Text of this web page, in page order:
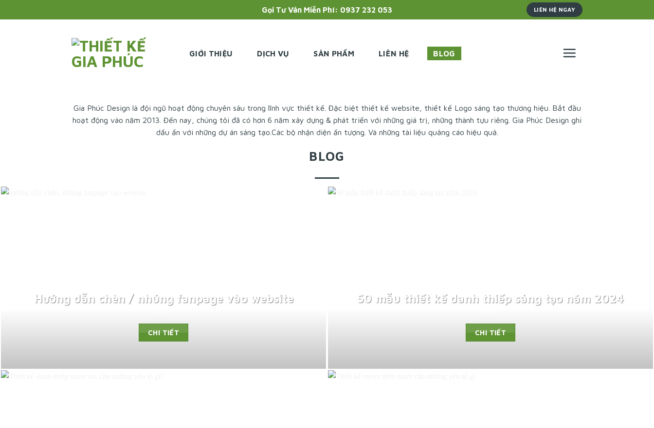
to
Gọi Tư Vân Miễn Phí: 0937 232 053 LIÊN HỆ NGAY
GIỚI THIỆU DỊCH VỤ SẢN PHẨM LIÊN HỆ BLOG
Gia Phúc Design là đội ngũ hoạt động chuyên sâu trong lĩnh vực thiết kế. Đặc biệt thiết kế website thiết kế Logo sáng tạo thương hiệu . Bắt đầu
hoạt động vào năm 2013. Đến nay, chúng tôi đã có hơn 6 năm xây dựng & phát triển với những giá trị, những thành tựu riêng. Gia Phúc Design ghi
dấu ấn với những dự án sáng tạo.Các bộ nhận diện ấn tượng . Và những tài liệu quảng cáo hiệu quả.
BLOG
Hướng dẫn chèn / nhúng fanpage vào website
CHI TIẾT
50 mẫu thiết kế danh thiếp sáng tạo năm 2024
CHI TIẾT